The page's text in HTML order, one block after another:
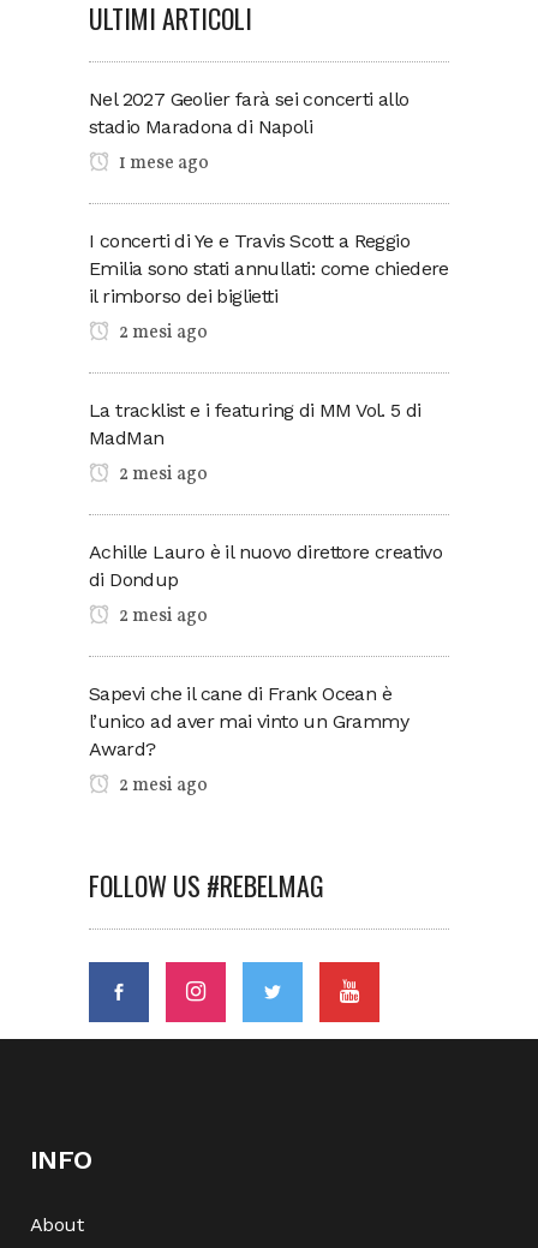
ULTIMI ARTICOLI
Nel 2027 Geolier farà sei concerti allo
stadio Maradona di Napoli
1 mese ago
I concerti di Ye e Travis Scott a Reggio
Emilia sono stati annullati: come chiedere
il rimborso dei biglietti
2 mesi ago
La tracklist e i featuring di MM Vol. 5 di
MadMan
2 mesi ago
Achille Lauro è il nuovo direttore creativo
di Dondup
2 mesi ago
Sapevi che il cane di Frank Ocean è
l’unico ad aver mai vinto un Grammy
Award?
2 mesi ago
FOLLOW US #REBELMAG
INFO
About